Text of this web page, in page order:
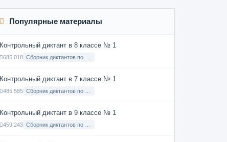
Популярные материалы
Контрольный диктант в 8 классе № 1
685 018
Контрольный диктант в 7 классе № 1
485 585
Контрольный диктант в 9 классе № 1
459 243